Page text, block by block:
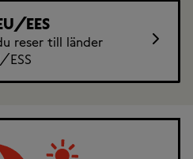
EES
reser till länder
ESS